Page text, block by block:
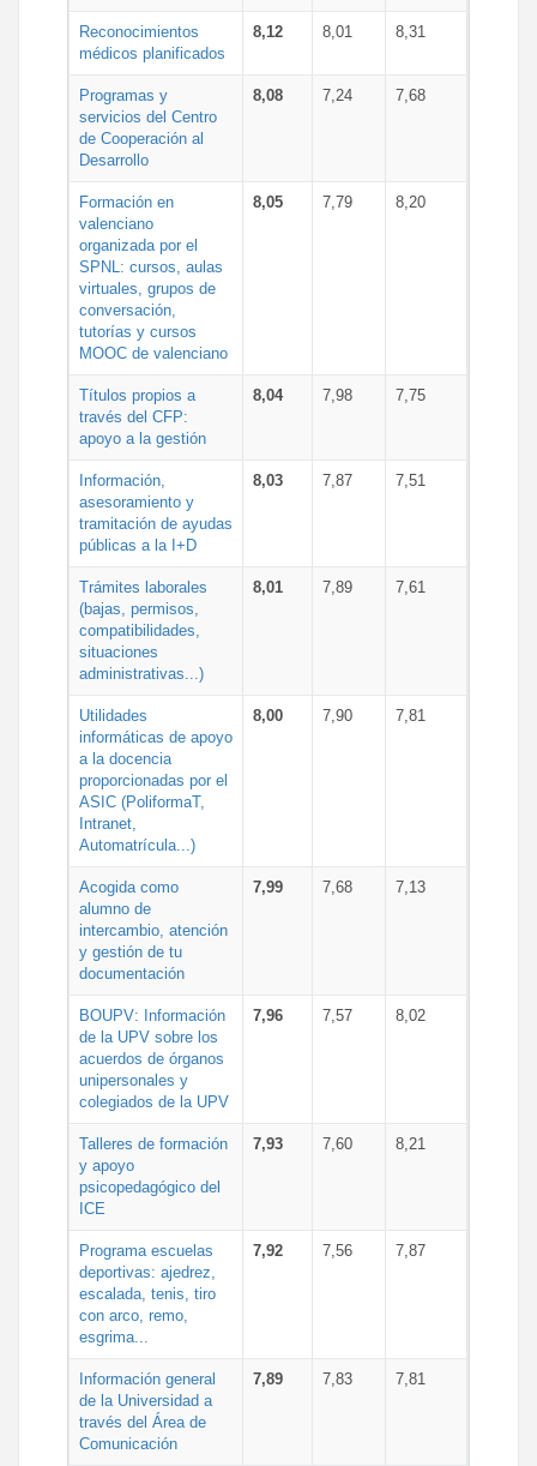
Reconocimientos
médicos planificados
8,12 8,01 8,31
Programas y
servicios del Centro
de Cooperación al
Desarrollo
8,08 7,24 7,68
Formación en
valenciano
organizada por el
SPNL: cursos, aulas
virtuales, grupos de
conversación,
tutorías y cursos
MOOC de valenciano
8,05 7,79 8,20
Títulos propios a
través del CFP:
apoyo a la gestión
8,04 7,98 7,75
Información,
asesoramiento y
tramitación de ayudas
públicas a la I+D
8,03 7,87 7,51
Trámites laborales
(bajas, permisos,
compatibilidades,
situaciones
administrativas...)
8,01 7,89 7,61
Utilidades
informáticas de apoyo
a la docencia
proporcionadas por el
ASIC (PoliformaT,
Intranet,
Automatrícula...)
8,00 7,90 7,81
Acogida como
alumno de
intercambio, atención
y gestión de tu
documentación
7,99 7,68 7,13
BOUPV: Información
de la UPV sobre los
acuerdos de órganos
unipersonales y
colegiados de la UPV
7,96 7,57 8,02
Talleres de formación
y apoyo
psicopedagógico del
ICE
7,93 7,60 8,21
Programa escuelas
deportivas: ajedrez,
escalada, tenis, tiro
con arco, remo,
esgrima...
7,92 7,56 7,87
Información general
de la Universidad a
través del Área de
Comunicación
7,89 7,83 7,81